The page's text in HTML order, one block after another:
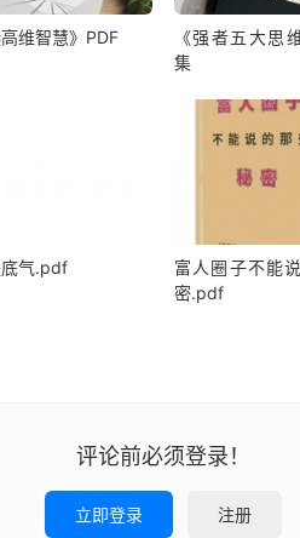
《毛‮高选‬维智慧》PDF
《强者五大思
集
底气.pdf
富人圈子不能
密.pdf
评论前必须登录！
立即登录 注册